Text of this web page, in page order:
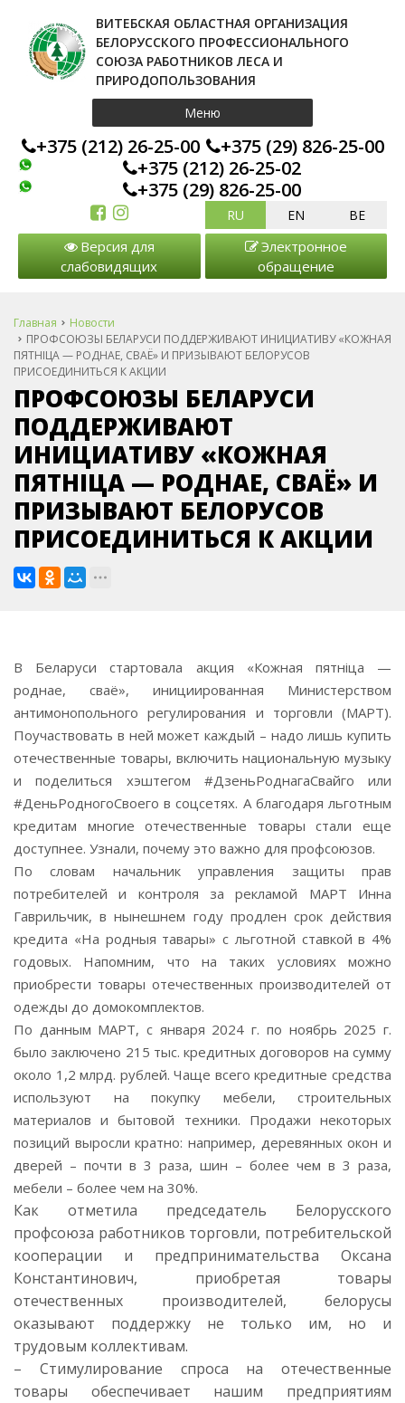
ВИТЕБСКАЯ ОБЛАСТНАЯ ОРГАНИЗАЦИЯ
БЕЛОРУССКОГО ПРОФЕССИОНАЛЬНОГО
СОЮЗА РАБОТНИКОВ ЛЕСА И
ПРИРОДОПОЛЬЗОВАНИЯ
Меню
+375 (212) 26-25-00
+375 (29) 826-25-00
+375 (212) 26-25-02
+375 (29) 826-25-00
RU EN BE
Версия для
слабовидящих
Электронное
обращение
Главная
Новости
ПРОФСОЮЗЫ БЕЛАРУСИ ПОДДЕРЖИВАЮТ ИНИЦИАТИВУ «КОЖНАЯ
ПЯТНIЦА — РОДНАЕ, СВАЁ» И ПРИЗЫВАЮТ БЕЛОРУСОВ
ПРИСОЕДИНИТЬСЯ К АКЦИИ
ПРОФСОЮЗЫ БЕЛАРУСИ
ПОДДЕРЖИВАЮТ
ИНИЦИАТИВУ «КОЖНАЯ
ПЯТНIЦА — РОДНАЕ, СВАЁ» И
ПРИЗЫВАЮТ БЕЛОРУСОВ
ПРИСОЕДИНИТЬСЯ К АКЦИИ
В Беларуси стартовала акция «Кожная пятнiца —
роднае, сваё», инициированная Министерством
антимонопольного регулирования и торговли (МАРТ).
Поучаствовать в ней может каждый – надо лишь купить
отечественные товары, включить национальную музыку
и поделиться хэштегом #ДзеньРоднагаСвайго или
#ДеньРодногоСвоего в соцсетях. А благодаря льготным
кредитам многие отечественные товары стали еще
доступнее. Узнали, почему это важно для профсоюзов.
По словам начальник управления защиты прав
потребителей и контроля за рекламой МАРТ Инна
Гаврильчик, в нынешнем году продлен срок действия
кредита «На родныя тавары» с льготной ставкой в 4%
годовых. Напомним, что на таких условиях можно
приобрести товары отечественных производителей от
одежды до домокомплектов.
По данным МАРТ, с января 2024 г. по ноябрь 2025 г.
было заключено 215 тыс. кредитных договоров на сумму
около 1,2 млрд. рублей. Чаще всего кредитные средства
используют на покупку мебели, строительных
материалов и бытовой техники. Продажи некоторых
позиций выросли кратно: например, деревянных окон и
дверей – почти в 3 раза, шин – более чем в 3 раза,
мебели – более чем на 30%.
Как отметила председатель Белорусского
профсоюза работников торговли, потребительской
кооперации и предпринимательства Оксана
Константинович, приобретая товары
отечественных производителей, белорусы
оказывают поддержку не только им, но и
трудовым коллективам.
– Стимулирование спроса на отечественные
товары обеспечивает нашим предприятиям